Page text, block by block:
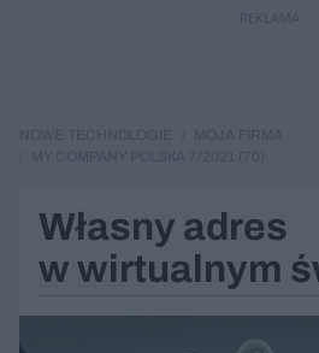
Własny adres
w wirtualnym